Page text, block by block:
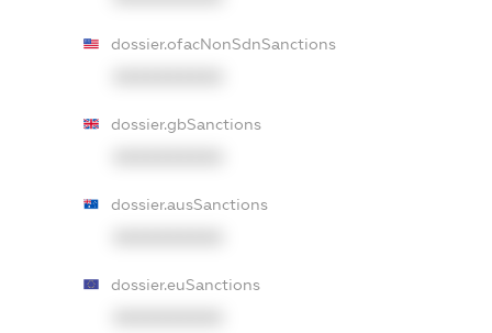
dossier.ofacNonSdnSanctions
dossier.gbSanctions
dossier.ausSanctions
dossier.euSanctions